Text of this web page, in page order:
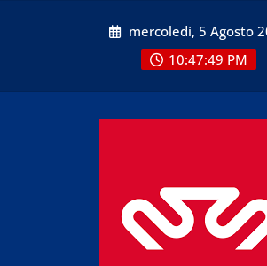
mercoledì, 5 Agosto
10:47:49 PM